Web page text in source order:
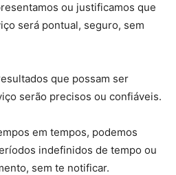
ou justificamos que
será pontual, seguro, sem
que possam ser
serão precisos ou confiáveis.
em tempos, podemos
indefinidos de tempo ou
sem te notificar.